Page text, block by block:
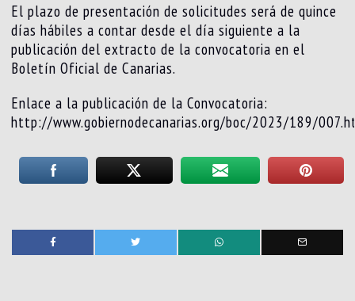
El plazo de presentación de solicitudes será de quince
días hábiles a contar desde el día siguiente a la
publicación del extracto de la convocatoria en el
Boletín Oficial de Canarias.
Enlace a la publicación de la Convocatoria:
http://www.gobiernodecanarias.org/boc/2023/189/